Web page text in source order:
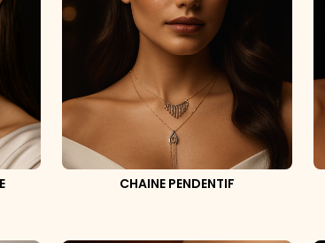
CHAINE PENDENTIF